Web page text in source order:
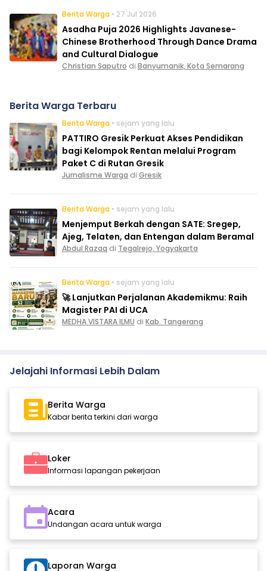
Berita Warga • 27 Jul 2026
Asadha Puja 2026 Highlights Javanese-
Chinese Brotherhood Through Dance Drama
and Cultural Dialogue
Christian Saputro di Banyumanik, Kota Semarang
Berita Warga Terbaru
Berita Warga • sejam yang lalu
PATTIRO Gresik Perkuat Akses Pendidikan
bagi Kelompok Rentan melalui Program
Paket C di Rutan Gresik
Jurnalisme Warga di Gresik
Berita Warga • sejam yang lalu
Menjemput Berkah dengan SATE: Sregep,
Ajeg, Telaten, dan Entengan dalam Beramal
Abdul Razaq di Tegalrejo, Yogyakarta
Berita Warga • sejam yang lalu
🚀 Lanjutkan Perjalanan Akademikmu: Raih
Magister PAI di UCA
MEDHA VISTARA ILMU di Kab. Tangerang
Jelajahi Informasi Lebih Dalam
Berita Warga
Kabar berita terkini dari warga
Loker
Informasi lapangan pekerjaan
Acara
Undangan acara untuk warga
Laporan Warga